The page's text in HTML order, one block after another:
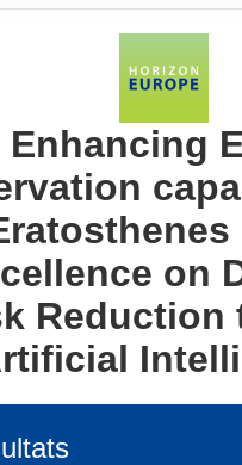
Enhancing
on
Reduction